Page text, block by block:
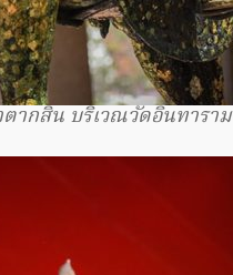
ากสิน บริเวณวัดอินทาราม